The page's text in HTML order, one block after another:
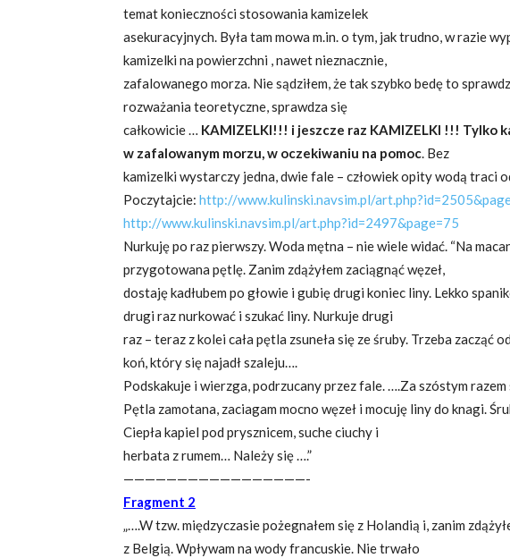
temat konieczności stosowania kamizelek
asekuracyjnych. Była tam mowa m.in. o tym, jak trudno, w razie
kamizelki na powierzchni , nawet nieznacznie,
zafalowanego morza. Nie sądziłem, że tak szybko bedę to
rozważania teoretyczne, sprawdza się
całkowicie … KAMIZELKI!!! i jeszcze raz KAMIZELKI !!! Tylko
w zafalowanym morzu, w oczekiwaniu na pomoc. Bez
kamizelki wystarczy jedna, dwie fale – człowiek opity wodą traci
Poczytajcie: http://www.kulinski.navsim.pl/
http://www.kulinski.navsim.pl/art.php?id=2497&page=75
Nurkuję po raz pierwszy. Woda mętna – nie wiele widać. “Na
przygotowana pętlę. Zanim zdążyłem zaciągnąć węzeł,
dostaję kadłubem po głowie i gubię drugi koniec liny. Lekko
drugi raz nurkować i szukać liny. Nurkuje drugi
raz – teraz z kolei cała pętla zsuneła się ze śruby. Trzeba zacząć
koń, który się najadł szaleju….
Podskakuje i wierzga, podrzucany przez fale. ….Za szóstym razem
Pętla zamotana, zaciagam mocno węzeł i mocuję liny do knagi.
Ciepła kapiel pod prysznicem, suche ciuchy i
herbata z rumem… Należy się ….”
—————————————————-
Fragment 2
„….W tzw. międzyczasie pożegnałem się z Holandią i, zanim
z Belgią. Wpływam na wody francuskie. Nie trwało